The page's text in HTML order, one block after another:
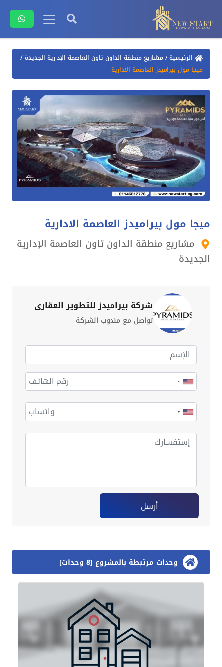
الرئيسية/مشاريع منطقة الداون تاون العاصمة الإدارية الجديدة/
ميجا مول بيراميدز العاصمة الادارية
ميجا مول بيراميدز العاصمة الادارية
مشاريع منطقة الداون تاون العاصمة الإدارية
الجديدة
شركة بيراميدز للتطوير العقارى
تواصل مع مندوب الشركة
أرسل
وحدات مرتبطة بالمشروع [8 وحدات]